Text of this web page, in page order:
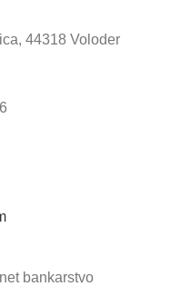
44318 Voloder
bankarstvo